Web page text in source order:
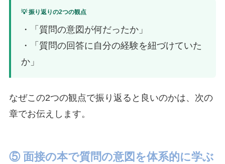
💡 振り返りの2つの観点
・「質問の意図が何だったか」
・「質問の回答に自分の経験を紐づけていた
か」
なぜこの2つの観点で振り返ると良いのかは、次の
章でお伝えします。
⑤ 面接の本で質問の意図を体系的に学ぶ